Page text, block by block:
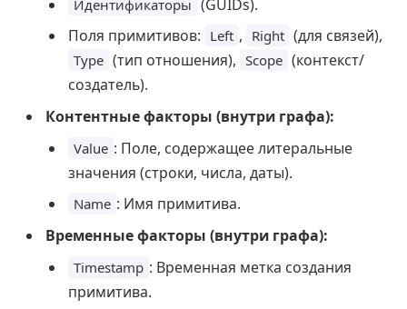
Идентификаторы (GUIDs).
Поля примитивов: Left , Right (для связей),
Type (тип отношения), Scope (контекст/
создатель).
Контентные факторы (внутри графа):
Value : Поле, содержащее литеральные
значения (строки, числа, даты).
Name : Имя примитива.
Временные факторы (внутри графа):
Timestamp : Временная метка создания
примитива.